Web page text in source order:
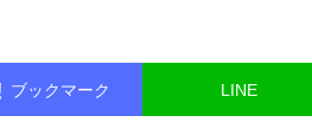
ブックマーク LINE